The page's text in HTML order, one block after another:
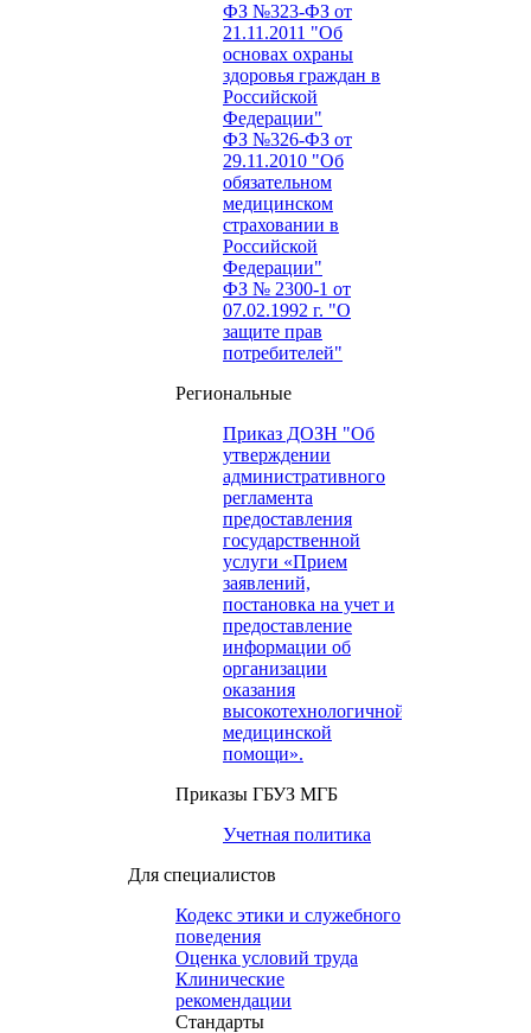
ФЗ №323-ФЗ от
21.11.2011 "Об
основах охраны
здоровья граждан в
Российской
Федерации"
ФЗ №326-ФЗ от
29.11.2010 "Об
обязательном
медицинском
страховании в
Российской
Федерации"
ФЗ № 2300-1 от
07.02.1992 г. "О
защите прав
потребителей"
Региональные
Приказ ДОЗН "Об
утверждении
административного
регламента
предоставления
государственной
услуги «Прием
заявлений,
постановка на учет и
предоставление
информации об
организации
оказания
высокотехнологичной
медицинской
помощи».
Приказы ГБУЗ МГБ
Учетная политика
Для специалистов
Кодекс этики и служебного
поведения
Оценка условий труда
Клинические
рекомендации
Cтандарты